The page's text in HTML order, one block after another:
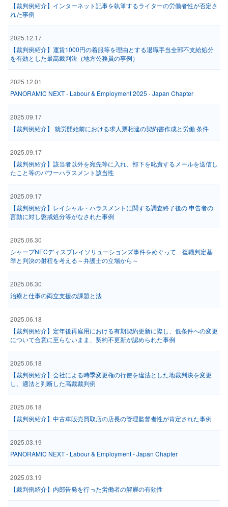
【裁判例紹介】インターネット記事を執筆するライターの労働者性が否定さ
れた事例
2025.12.17
【裁判例紹介】運賃1000円の着服等を理由とする退職手当全部不支給処分
を有効とした最高裁判決（地方公務員の事例）
2025.12.01
PANORAMIC NEXT - Labour & Employment 2025 - Japan Chapter
2025.09.17
【裁判例紹介】 就労開始前における求人票相違の契約書作成と労働 条件
2025.09.17
【裁判例紹介】該当者以外を宛先等に入れ、部下を叱責するメールを送信し
たこと等のパワーハラスメント該当性
2025.09.17
【裁判例紹介】レイシャル・ハラスメントに関する調査終了後の 申告者の
言動に対し懲戒処分等がなされた事例
2025.06.30
シャープNECディスプレイソリューションズ事件をめぐって 復職判定基
準と判決の射程を考える～弁護士の立場から～
2025.06.30
治療と仕事の両立支援の課題と法
2025.06.18
【裁判例紹介】定年後再雇用における有期契約更新に際し、低条件への変更
について合意に至らないまま、契約不更新が認められた事例
2025.06.18
【裁判例紹介】会社による時季変更権の行使を違法とした地裁判決を変更
し、適法と判断した高裁裁判例
2025.06.18
【裁判例紹介】中古車販売買取店の店長の管理監督者性が肯定された事例
2025.03.19
PANORAMIC NEXT - Labour & Employment - Japan Chapter
2025.03.19
【裁判例紹介】内部告発を行った労働者の解雇の有効性